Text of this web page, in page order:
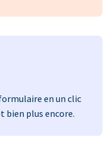
en un clic
bien plus encore.